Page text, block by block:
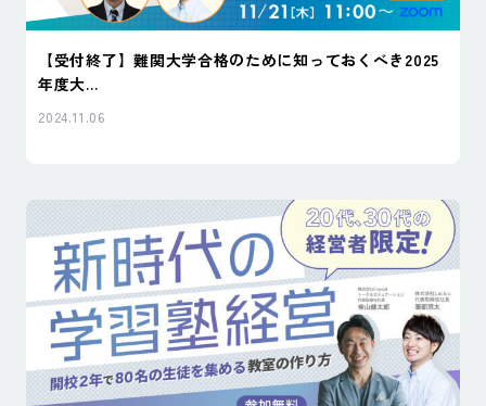
【受付終了】難関大学合格のために知っておくべき2025
年度大...
2024.11.06